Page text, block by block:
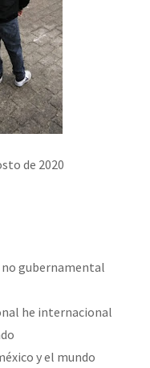
de 2020
no gubernamental
he internacional
y el mundo